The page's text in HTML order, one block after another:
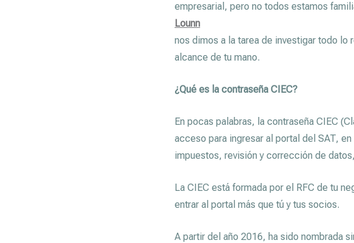
empresarial, pero no todos estamos
Lounn
nos dimos a la tarea de investigar todo lo
alcance de tu mano.
¿Qué es la contraseña CIEC?
En pocas palabras, la contraseña CIEC
acceso para ingresar al portal del SAT,
impuestos, revisión y corrección de
La CIEC está formada por el RFC de tu
entrar al portal más que tú y tus socios.
A partir del año 2016, ha sido nombrada